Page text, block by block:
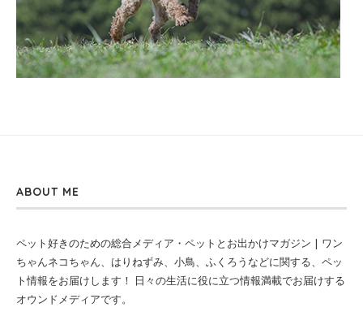
ABOUT ME
ペット好きのための総合メディア・ペットとお出かけマガジン | ワン
ちゃんネコちゃん、はりねずみ、小鳥、ふくろうなどに関する、ペッ
ト情報をお届けします！ 日々の生活に役に立つ情報満載でお届けする
オウンドメディアです。